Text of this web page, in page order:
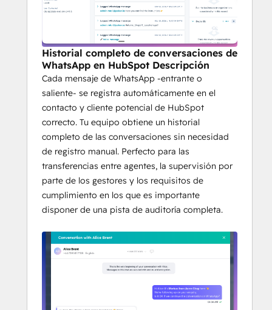
Historial completo de conversaciones de
WhatsApp en HubSpot Descripción
Cada mensaje de WhatsApp -entrante o
saliente- se registra automáticamente en el
contacto y cliente potencial de HubSpot
correcto. Tu equipo obtiene un historial
completo de las conversaciones sin necesidad
de registro manual. Perfecto para las
transferencias entre agentes, la supervisión por
parte de los gestores y los requisitos de
cumplimiento en los que es importante
disponer de una pista de auditoría completa.